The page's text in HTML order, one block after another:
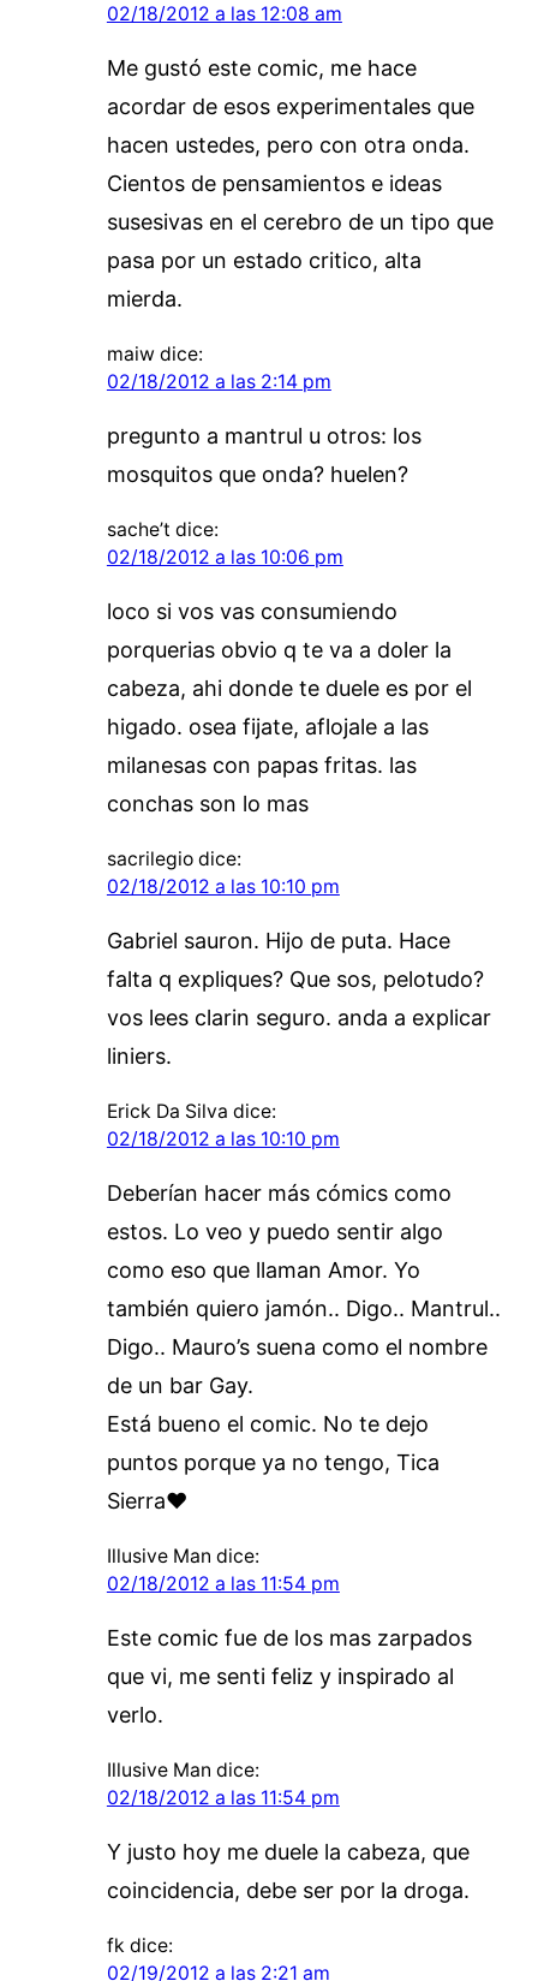
02/18/2012 a las 12:08 am
Me gustó este comic, me hace
acordar de esos experimentales que
hacen ustedes, pero con otra onda.
Cientos de pensamientos e ideas
susesivas en el cerebro de un tipo que
pasa por un estado critico, alta
mierda.
maiw dice:
02/18/2012 a las 2:14 pm
pregunto a mantrul u otros: los
mosquitos que onda? huelen?
sache’t dice:
02/18/2012 a las 10:06 pm
loco si vos vas consumiendo
porquerias obvio q te va a doler la
cabeza, ahi donde te duele es por el
higado. osea fijate, aflojale a las
milanesas con papas fritas. las
conchas son lo mas
sacrilegio dice:
02/18/2012 a las 10:10 pm
Gabriel sauron. Hijo de puta. Hace
falta q expliques? Que sos, pelotudo?
vos lees clarin seguro. anda a explicar
liniers.
Erick Da Silva dice:
02/18/2012 a las 10:10 pm
Deberían hacer más cómics como
estos. Lo veo y puedo sentir algo
como eso que llaman Amor. Yo
también quiero jamón.. Digo.. Mantrul..
Digo.. Mauro’s suena como el nombre
de un bar Gay.
Está bueno el comic. No te dejo
puntos porque ya no tengo, Tica
Sierra♥
Illusive Man dice:
02/18/2012 a las 11:54 pm
Este comic fue de los mas zarpados
que vi, me senti feliz y inspirado al
verlo.
Illusive Man dice:
02/18/2012 a las 11:54 pm
Y justo hoy me duele la cabeza, que
coincidencia, debe ser por la droga.
fk dice:
02/19/2012 a las 2:21 am